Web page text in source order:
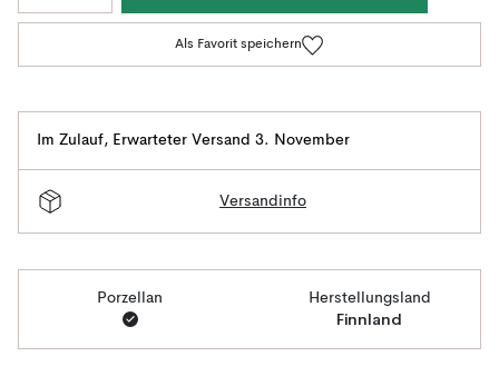
Als Favorit speichern
Im Zulauf, Erwarteter Versand 3. November
Versandinfo
Porzellan Herstellungsland
Finnland